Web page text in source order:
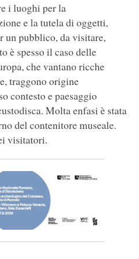
i luoghi per la
e la tutela di oggetti,
un pubblico, da visitare,
è spesso il caso delle
che vantano ricche
traggono origine
contesto e paesaggio
Molta enfasi è stata
del contenitore museale.
visitatori.